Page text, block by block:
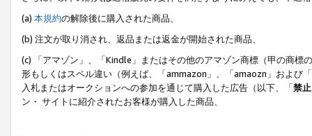
(a) 本規約の解除後に購入された商品、
(b) 注文が取り消され、返品または返金が開始された商品、
(c) 「アマゾン」、「Kindle」またはその他のアマゾン商標（甲の商
形もしくはスペル違い（例えば、「ammazon」、「amaozn」および
入札またはオークションへの参加を通じて購入した広告（以下、「禁
ン・ サイトに紹介されたお客様が購入した商品、